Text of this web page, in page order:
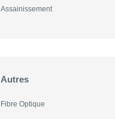
Assainissement
Autres
Fibre Optique